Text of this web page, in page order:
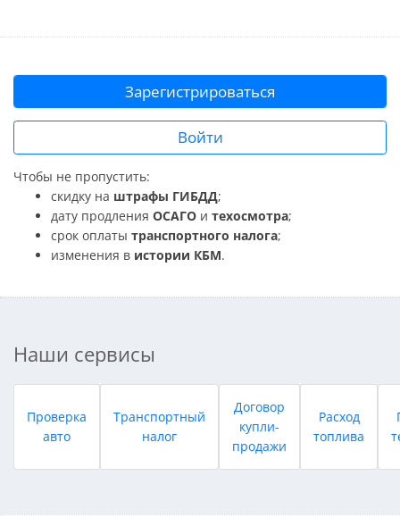
Зарегистрироваться
Войти
Чтобы не пропустить:
скидку на штрафы ГИБДД;
дату продления ОСАГО и техосмотра;
срок оплаты транспортного налога;
изменения в истории КБМ.
Наши сервисы
Проверка
авто
Транспортный
налог
Договор
купли-
продажи
Расход
топлива